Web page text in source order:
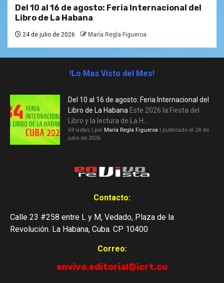
Del 10 al 16 de agosto: Feria Internacional del
Libro de La Habana
24 de julio de 2026 María Regla Figueroa
!Lo Mas Visto del Mes!
Del 10 al 16 de agosto: Feria Internacional del
Libro de La Habana Este 2026 la Fiesta del
Libro y la lectura de La H...
69 vistas | por María Regla Figueroa | publicado el 24 de
julio de 2026
Contacto:
Calle 23 #258 entre L y M, Vedado, Plaza de la
Revolución. La Habana, Cuba. CP 10400
Correo:
envivo.editorial@icrt.cu